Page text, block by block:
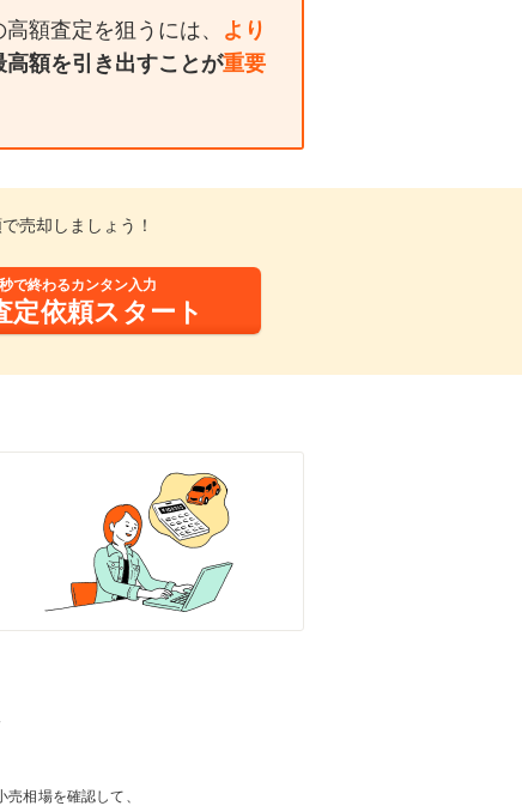
額査定を狙うには、 より
高額を引き出すことが重要
売却しましょう！
で終わるカンタン入力
定依頼スタート
相場を確認して、